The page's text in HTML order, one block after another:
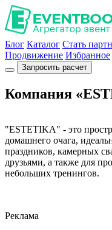
Блог Каталог Стать
Продвижение Избранное
Запросить расчет
Компания
"ESTETIKA" - это
домашнего очага,
праздников, камерных
друзьями, а также для
небольших тренингов.
Реклама